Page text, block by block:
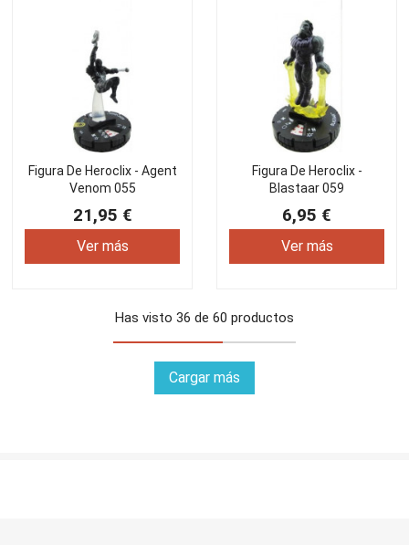
Figura De Heroclix - Agent
Venom 055
21,95 €
Ver más
Figura De Heroclix -
Blastaar 059
6,95 €
Ver más
Has visto 36 de 60 productos
Cargar más